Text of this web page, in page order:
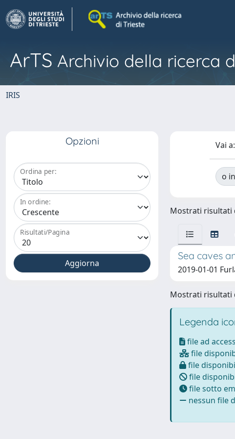
ArTS Archivio della ricerca
IRIS
Opzioni
Ordina per:
In ordine:
Risultati/Pagina
Vai a:
o
Mostrati risultati
Sea caves
2019-01-01
Mostrati risultati
Legenda
file ad
file
file
file
file sotto
nessun file